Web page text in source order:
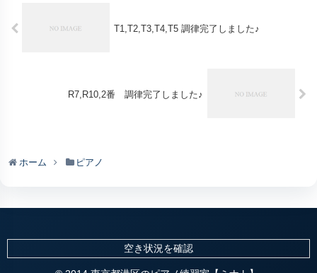
T1,T2,T3,T4,T5 調律完了しました♪
R7,R10,2番 調律完了しました♪
ホーム ピアノ
空き状況を確認